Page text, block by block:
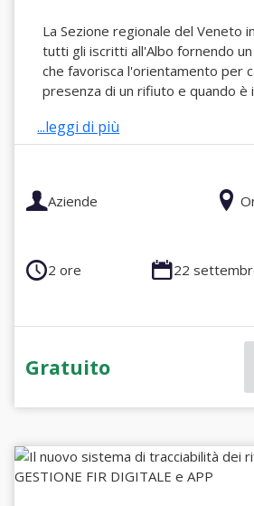
La Sezione regionale del Veneto
tutti gli iscritti all'Albo fornendo
che favorisca l'orientamento per
presenza di un rifiuto e quando è
...leggi di più
Aziende
2 ore 22
Gratuito